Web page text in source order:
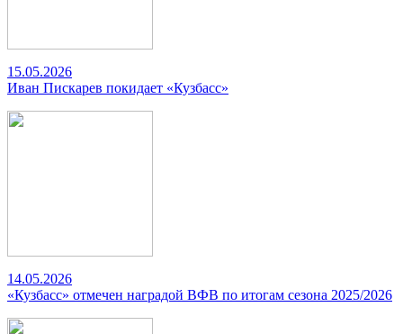
15.05.2026
Иван Пискарев покидает «Кузбасс»
14.05.2026
«Кузбасс» отмечен наградой ВФВ по итогам сезона 2025/2026